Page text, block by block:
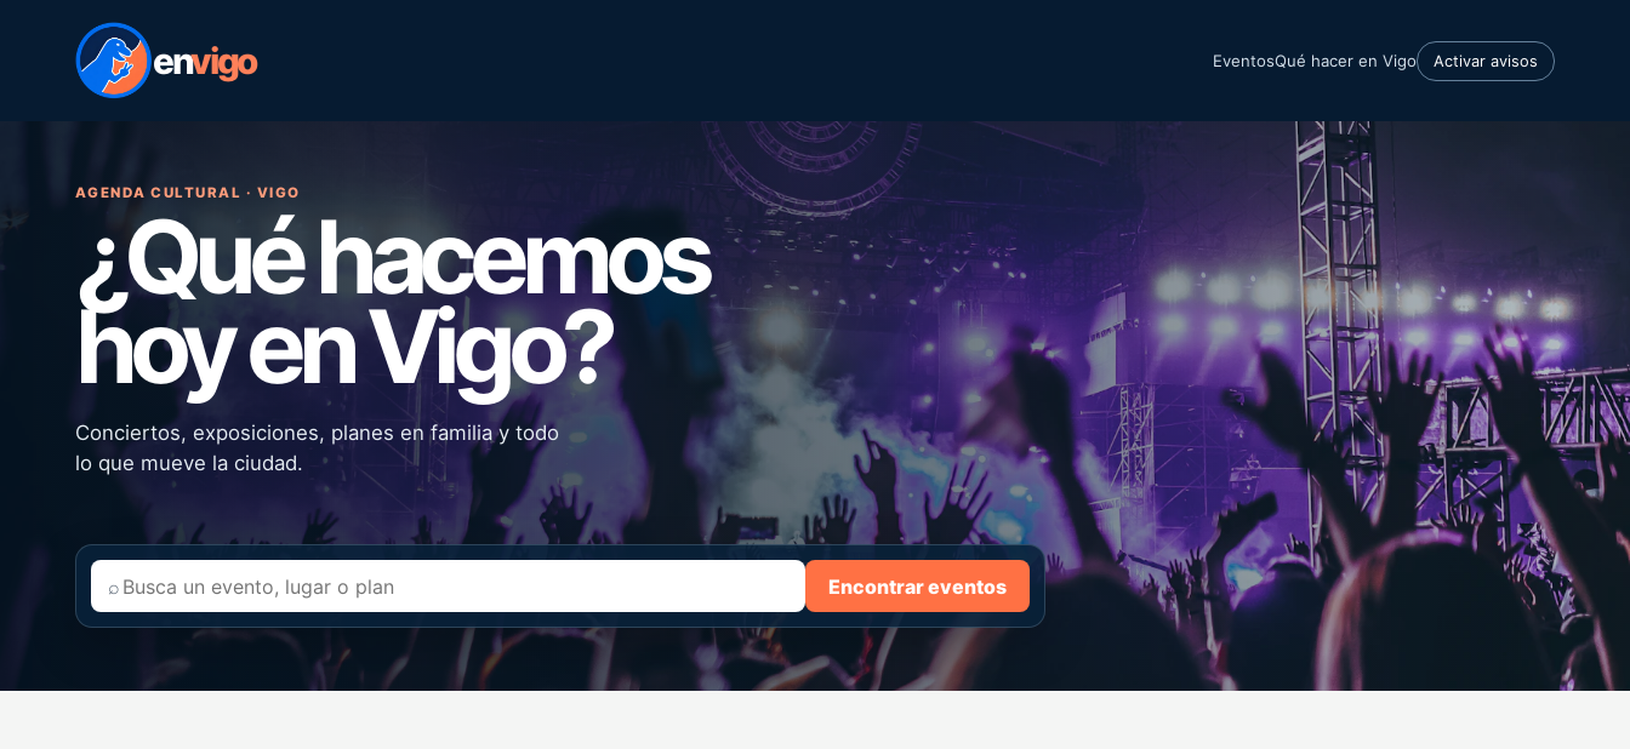
envigo EventosQué hacer en Vigo Activar avisos
AGENDA CULTURAL · VIGO
¿Qué hacemos
hoy en Vigo?
Conciertos, exposiciones, planes en familia y todo
lo que mueve la ciudad.
⌕ Encontrar eventos